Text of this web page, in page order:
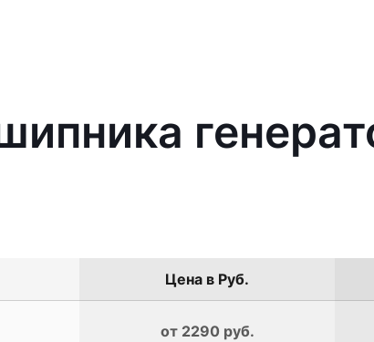
Цена в Руб.
от 2290 руб.